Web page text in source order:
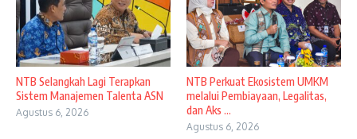
NTB Selangkah Lagi Terapkan
Sistem Manajemen Talenta ASN
Agustus 6, 2026
NTB Perkuat Ekosistem UMKM
melalui Pembiayaan, Legalitas,
dan Aks ...
Agustus 6, 2026